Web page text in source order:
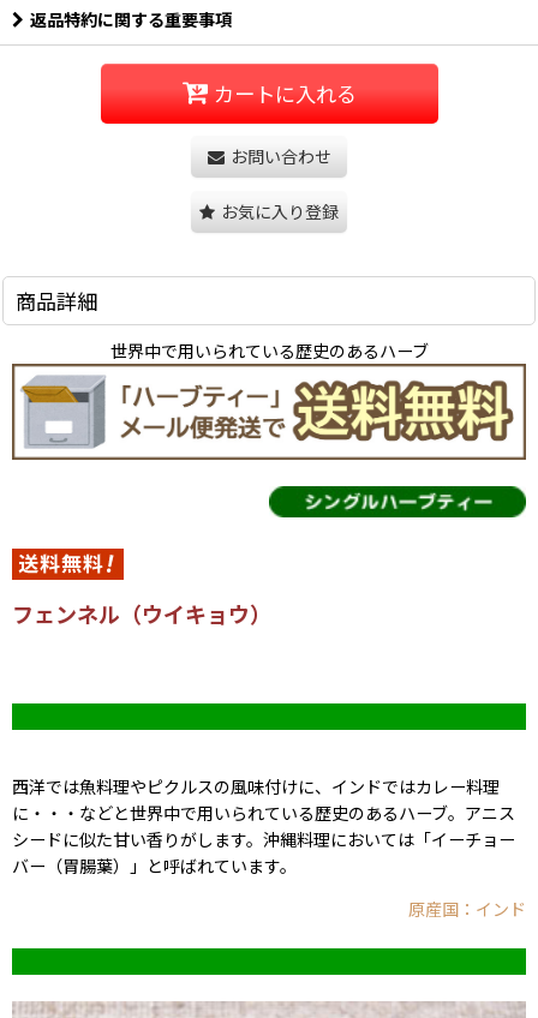
返品特約に関する重要事項
カートに入れる
お問い合わせ
お気に入り登録
商品詳細
世界中で用いられている歴史のあるハーブ
フェンネル（ウイキョウ）
西洋では魚料理やピクルスの風味付けに、インドではカレー料理
に・・・などと世界中で用いられている歴史のあるハーブ。アニス
シードに似た甘い香りがします。沖縄料理においては「イーチョー
バー（胃腸葉）」と呼ばれています。
原産国：インド